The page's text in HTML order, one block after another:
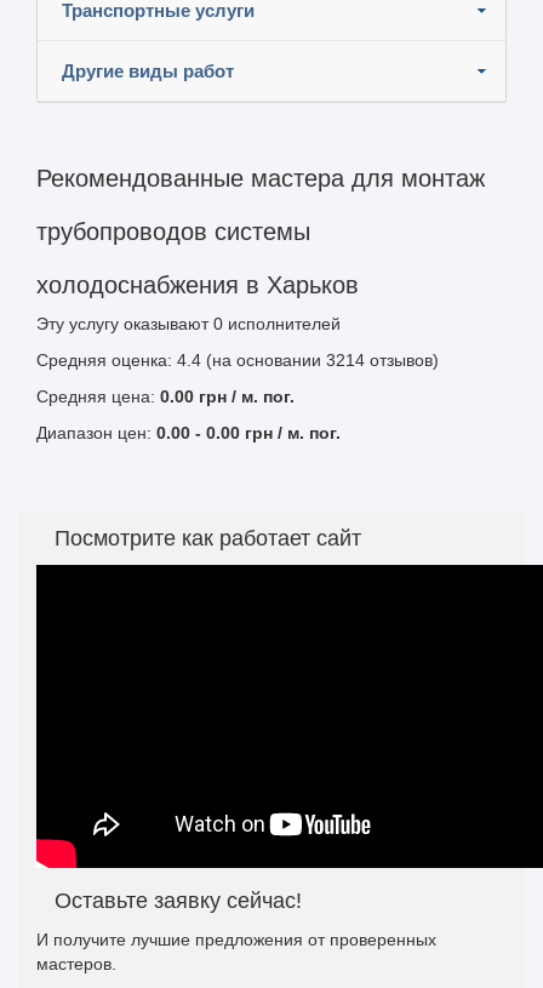
Транспортные услуги
Другие виды работ
Рекомендованные мастера для монтаж
трубопроводов системы
холодоснабжения в Харьков
Эту услугу оказывают0 исполнителей
Средняя оценка: 4.4 (на основании 3214 отзывов)
Средняя цена: 0.00 грн / м. пог.
Диапазон цен: 0.00 - 0.00 грн / м. пог.
Посмотрите как работает сайт
Оставьте заявку сейчас!
И получите лучшие предложения от проверенных
мастеров.